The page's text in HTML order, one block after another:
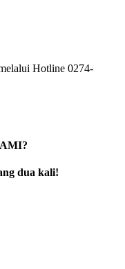
Hotline 0274-
dua kali!